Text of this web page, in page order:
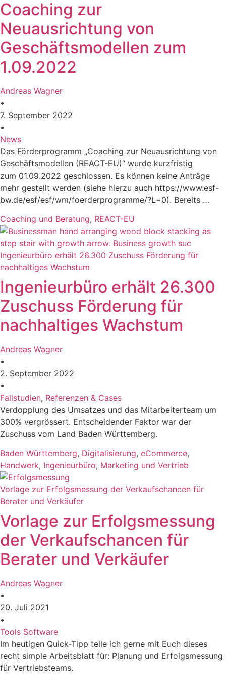
Coaching zur
Neuausrichtung von
Geschäftsmodellen zum
1.09.2022
Andreas Wagner
•
7. September 2022
•
News
Das Förderprogramm „Coaching zur Neuausrichtung von
Geschäftsmodellen (REACT-EU)“ wurde kurzfristig
zum 01.09.2022 geschlossen. Es können keine Anträge
mehr gestellt werden (siehe hierzu auch https://www.esf-
bw.de/esf/esf/wm/foerderprogramme/?L=0). Bereits …
Coaching und Beratung, REACT-EU
Ingenieurbüro erhält 26.300 Zuschuss Förderung für
nachhaltiges Wachstum
Ingenieurbüro erhält 26.300
Zuschuss Förderung für
nachhaltiges Wachstum
Andreas Wagner
•
2. September 2022
•
Fallstudien, Referenzen & Cases
Verdopplung des Umsatzes und das Mitarbeiterteam um
300% vergrössert. Entscheidender Faktor war der
Zuschuss vom Land Baden Württemberg.
Baden Württemberg, Digitalisierung, eCommerce,
Handwerk, Ingenieurbüro, Marketing und Vertrieb
Vorlage zur Erfolgsmessung der Verkaufschancen für
Berater und Verkäufer
Vorlage zur Erfolgsmessung
der Verkaufschancen für
Berater und Verkäufer
Andreas Wagner
•
20. Juli 2021
•
Tools Software
Im heutigen Quick-Tipp teile ich gerne mit Euch dieses
recht simple Arbeitsblatt für: Planung und Erfolgsmessung
für Vertriebsteams.